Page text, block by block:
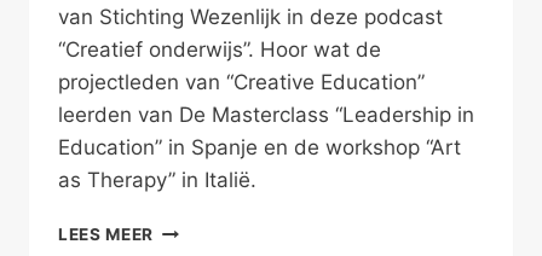
van Stichting Wezenlijk in deze podcast
“Creatief onderwijs”. Hoor wat de
projectleden van “Creative Education”
leerden van De Masterclass “Leadership in
Education” in Spanje en de workshop “Art
as Therapy” in Italië.
LEES MEER OP